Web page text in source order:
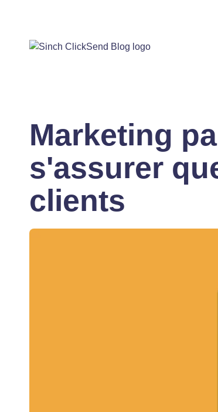
Marketing
s'assurer
clients